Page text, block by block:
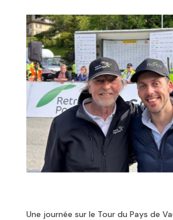
Une journée sur le Tour du Pays de